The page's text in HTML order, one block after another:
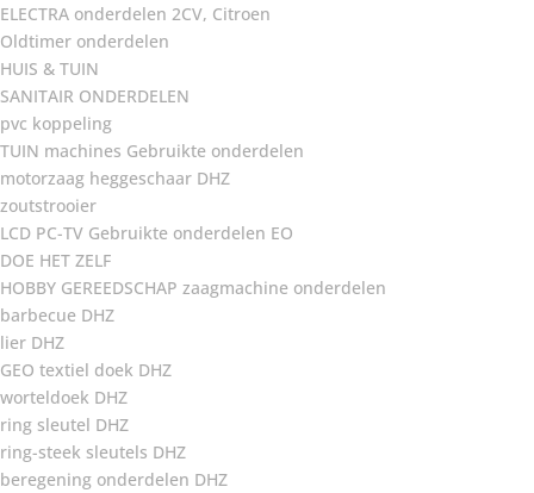
ELECTRA onderdelen 2CV, Citroen
Oldtimer onderdelen
HUIS & TUIN
SANITAIR ONDERDELEN
pvc koppeling
TUIN machines Gebruikte onderdelen
motorzaag heggeschaar DHZ
zoutstrooier
LCD PC-TV Gebruikte onderdelen EO
DOE HET ZELF
HOBBY GEREEDSCHAP zaagmachine onderdelen
barbecue DHZ
lier DHZ
GEO textiel doek DHZ
worteldoek DHZ
ring sleutel DHZ
ring-steek sleutels DHZ
beregening onderdelen DHZ